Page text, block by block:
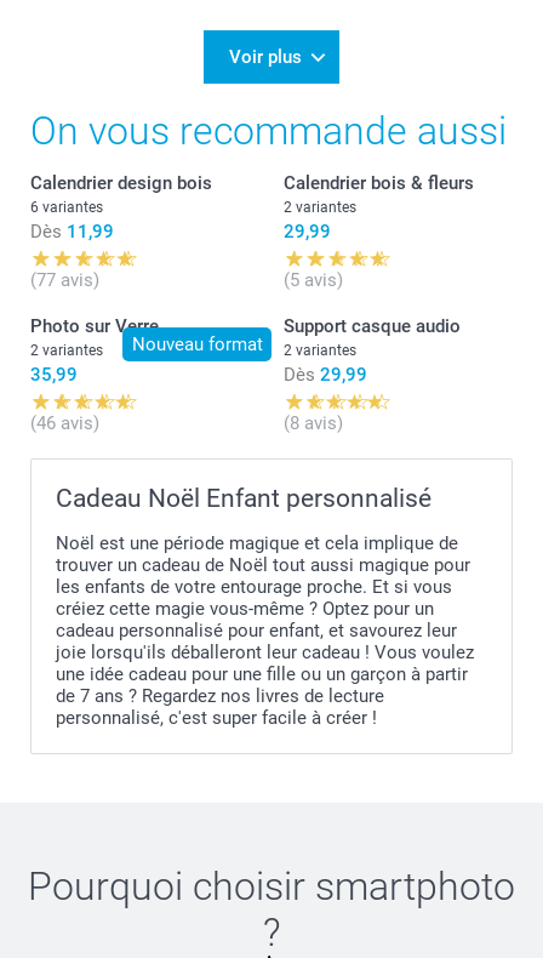
Voir plus
On vous recommande aussi
Calendrier design bois
6 variantes
Dès 11,99
(77 avis)
Calendrier bois & fleurs
2 variantes
29,99
(5 avis)
Nouveau format
Photo sur Verre
2 variantes
35,99
(46 avis)
Support casque audio
2 variantes
Dès 29,99
(8 avis)
Cadeau Noël Enfant personnalisé
Noël est une période magique et cela implique de
trouver un cadeau de Noël tout aussi magique pour
les enfants de votre entourage proche. Et si vous
créiez cette magie vous-même ? Optez pour un
cadeau personnalisé pour enfant, et savourez leur
joie lorsqu'ils déballeront leur cadeau ! Vous voulez
une idée cadeau pour une fille ou un garçon à partir
de 7 ans ? Regardez nos livres de lecture
personnalisé, c'est super facile à créer !
Pourquoi choisir smartphoto
?